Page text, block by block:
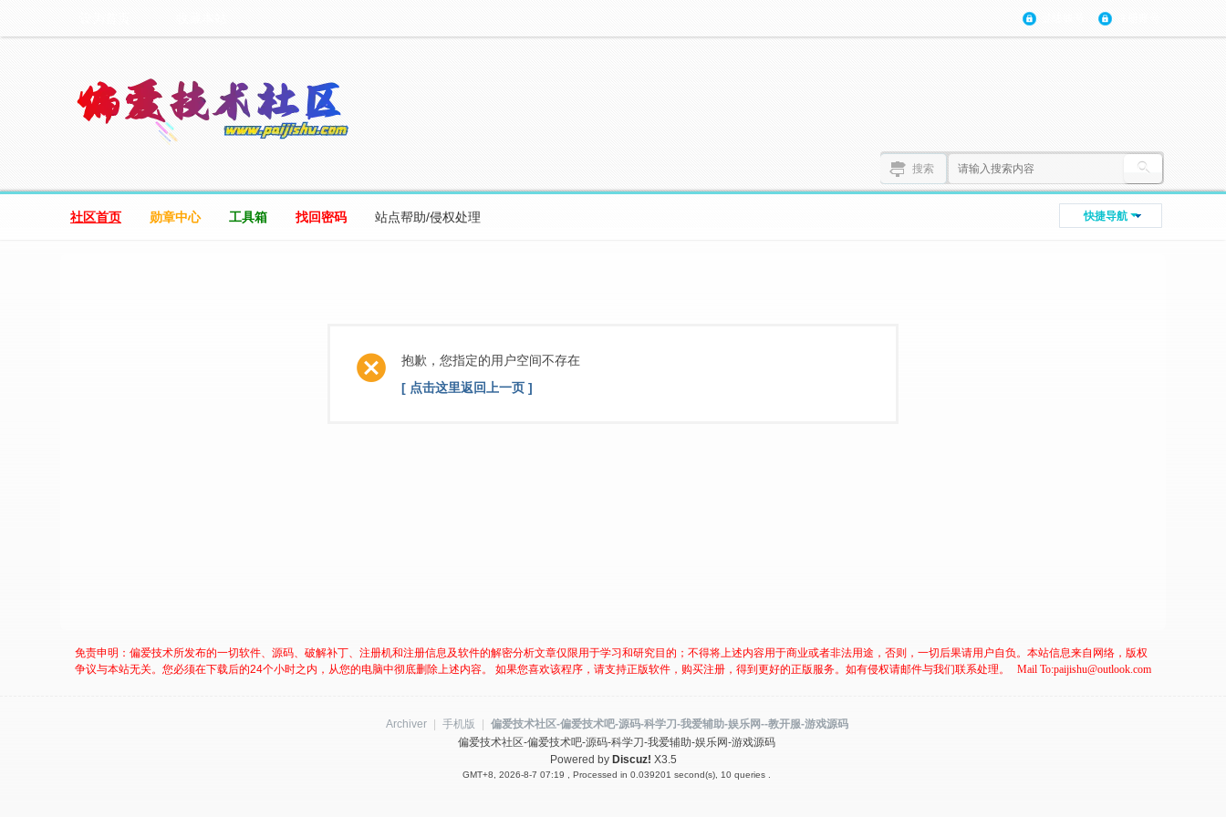
搜索
快捷导航
社区首页 勋章中心 工具箱 找回密码 站点帮助/侵权处理
抱歉，您指定的用户空间不存在
[ 点击这里返回上一页 ]
免责申明：偏爱技术所发布的一切软件、源码、破解补丁、注册机和注册信息及软件的解密分析文章仅限用于学习和研究目的；不得将上述内容用于商业或者非法用途，否则，一切后果请用户自负。本站信息来自网络，版权
争议与本站无关。您必须在下载后的24个小时之内，从您的电脑中彻底删除上述内容。 如果您喜欢该程序，请支持正版软件，购买注册，得到更好的正版服务。如有侵权请邮件与我们联系处理。
Mail To:paijishu@outlook.com
Archiver 手机版
偏爱技术社区-偏爱技术吧-源码-科学刀-我爱辅助-娱乐网--教开服-游戏源码
偏爱技术社区-偏爱技术吧-源码-科学刀-我爱辅助-娱乐网-游戏源码
Powered by Discuz! X3.5
GMT+8, 2026-8-7 07:19 , Processed in 0.039201 second(s), 10 queries .